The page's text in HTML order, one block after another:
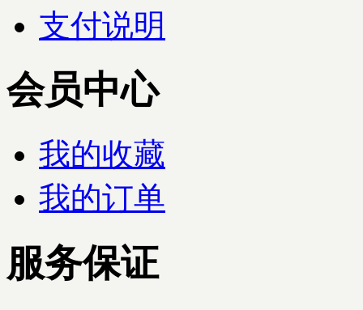
支付说明
会员中心
我的收藏
我的订单
服务保证